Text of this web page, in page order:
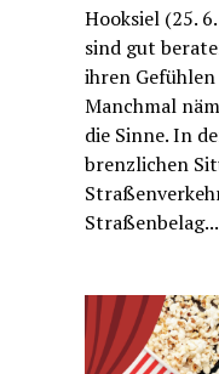
Hooksiel (25.
sind gut
ihren
Manchmal
die Sinne. In
brenzlichen
Straßenbelag...